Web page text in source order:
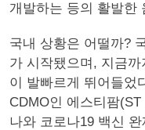
개발하는 등의 활발한
국내 상황은 어떨까?
가 시작됐으며, 지금
이 발빠르게 뛰어들었
CDMO인 에스티팜
나와 코로나19 백신